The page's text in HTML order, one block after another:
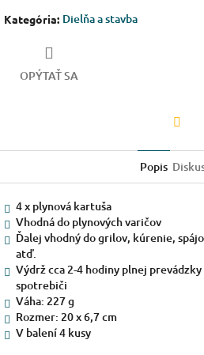
Kategória: Dielňa a stavba
OPÝTAŤ SA
Popis
4 x plynová kartuša
Vhodná do plynových varičov
Ďalej vhodný do grilov, kúrenie,
atď.
Výdrž cca 2-4 hodiny plnej
spotrebiči
Váha: 227 g
Rozmer: 20 x 6,7 cm
V balení 4 kusy